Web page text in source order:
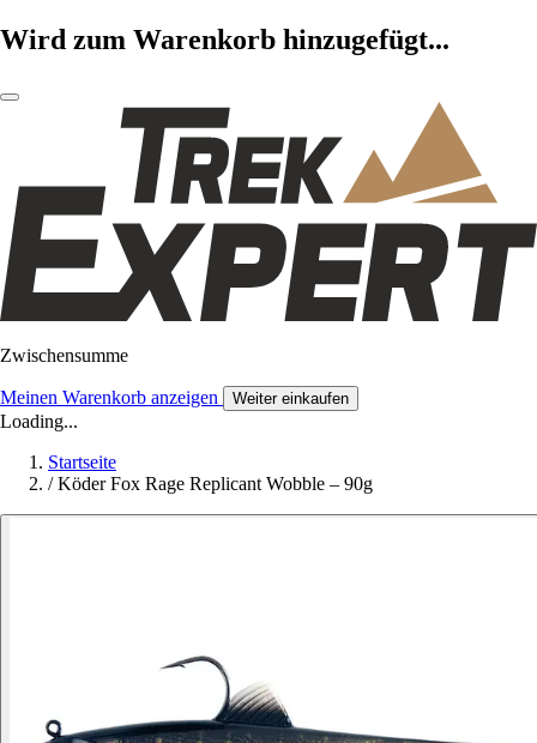
Wird zum Warenkorb hinzugefügt...
Zwischensumme
Meinen Warenkorb anzeigen Weiter einkaufen
Loading...
Startseite
/ Köder Fox Rage Replicant Wobble – 90g